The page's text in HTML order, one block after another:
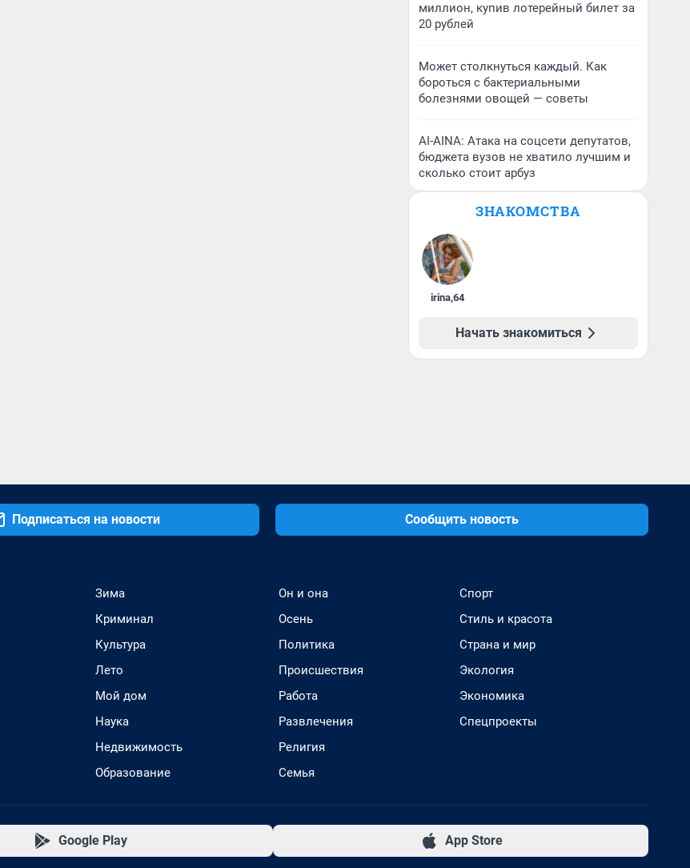
миллион, купив лотерейный билет за
20 рублей
Может столкнуться каждый. Как
бороться с бактериальными
болезнями овощей — советы
AI-AINA: Атака на соцсети депутатов,
бюджета вузов не хватило лучшим и
сколько стоит арбуз
ЗНАКОМСТВА
irina,64
Начать знакомиться
Подписаться на новости Сообщить новость
Зима
Криминал
Культура
Лето
Мой дом
Наука
Недвижимость
Образование
Он и она
Осень
Политика
Происшествия
Работа
Развлечения
Религия
Семья
Спорт
Стиль и красота
Страна и мир
Экология
Экономика
Спецпроекты
Google Play App Store